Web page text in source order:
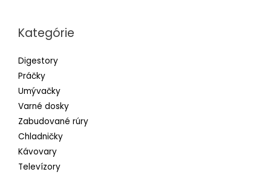
Kategórie
Digestory
Práčky
Umývačky
Varné dosky
Zabudované rúry
Chladničky
Kávovary
Televízory